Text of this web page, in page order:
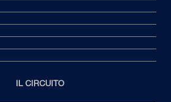
IL CIRCUITO